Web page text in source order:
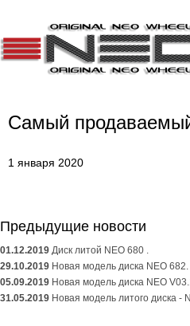
Cамый
1 января 2020
Предыдущие новости
01.12.2019 Диск литой NEO 680 .
29.10.2019 Новая модель диска NEO
05.09.2019 Новая модель диска NEO
31.05.2019 Новая модель литого диска -